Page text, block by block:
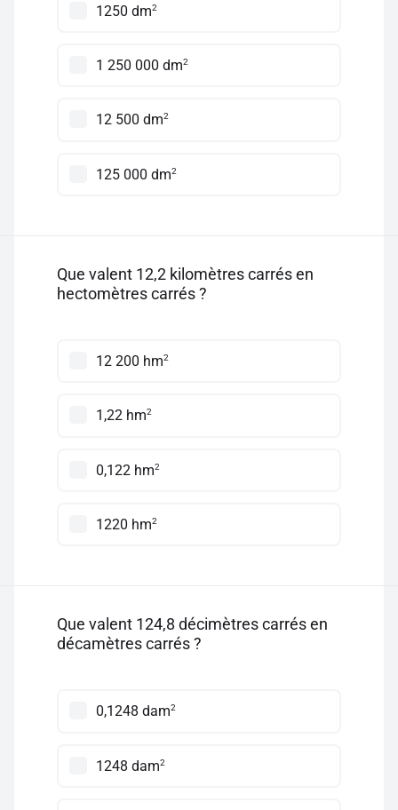
1250 dm2
1 250 000 dm2
12 500 dm2
125 000 dm2
Que valent 12,2 kilomètres carrés en
hectomètres carrés ?
12 200 hm2
1,22 hm2
0,122 hm2
1220 hm2
Que valent 124,8 décimètres carrés en
décamètres carrés ?
0,1248 dam2
1248 dam2